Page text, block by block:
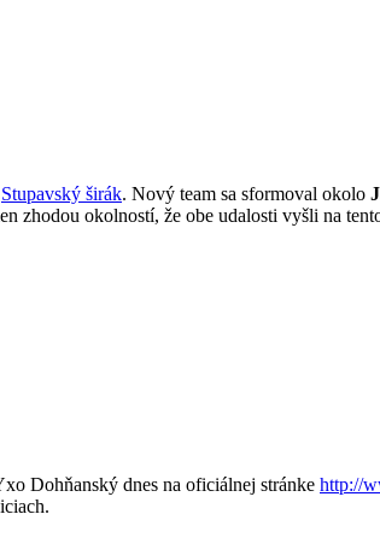
Stupavský širák. Nový team sa sformoval okolo
zhodou okolností, že obe udalosti vyšli na
Dohňanský dnes na oficiálnej stránke http://